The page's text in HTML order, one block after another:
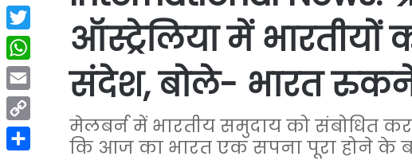
ऑस्ट्रेलिया में भारतीयों
संदेश, बोले- भारत रुकने
मेलबर्न में भारतीय समुदाय को संबोधित
कि आज का भारत एक सपना पूरा होने के
Facebook
Twitter
WhatsApp
Email
Copy
Link